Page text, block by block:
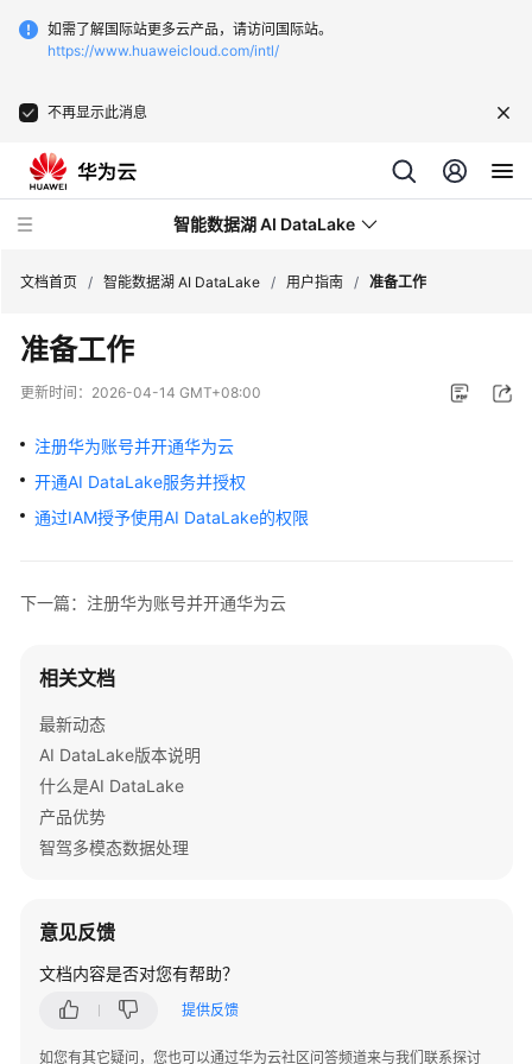
如需了解国际站更多云产品，请访问国际站。
https://www.huaweicloud.com/intl/
不再显示此消息
智能数据湖 AI DataLake
最
新
态
版
本
介
计
费
说
入
门
户
文档首页 / 智能数据湖 AI DataLake / 用户指南 / 准备工作
准备工作
更新时间： 2026-04-14 GMT+08:00
注册华为账号并开通华为云
开通AI DataLake服务并授权
通过IAM授予使用AI DataLake的权限
下一篇：注册华为账号并开通华为云
相关文档
最新动态
AI DataLake版本说明
什么是AI DataLake
产品优势
智驾多模态数据处理
意见反馈
文档内容是否对您有帮助？
提供反馈
如您有其它疑问，您也可以通过华为云社区问答频道来与我们联系探讨